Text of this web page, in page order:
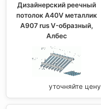
Дизайнерский реечный
потолок A40V металлик
A907 rus V-образный,
Албес
уточняйте цену